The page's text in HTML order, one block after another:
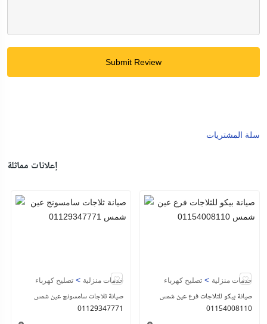
Submit Review
سلة المشتريات
إعلانات مماثلة
خدمات منزلية > تصليح كهرباء
صيانة ثلاجات سامسونج عين شمس
01129347771
خدمات منزلية > تصليح كهرباء
صيانة بيكو للثلاجات فرع عين شمس
01154008110